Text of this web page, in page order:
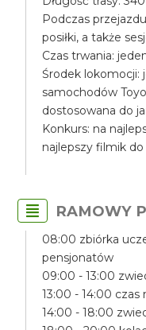
Podczas
posiłki, a także
Czas trwania:
Środek lokomocji:
samochodów
dostosowana do
Konkurs: na
najlepszy filmik
RAMOWY
08:00 zbiórka
pensjonatów
09:00 - 13:00
13:00 - 14:00 czas
14:00 - 18:00